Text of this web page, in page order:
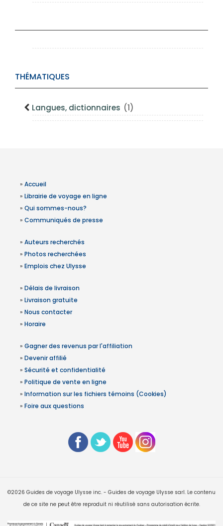
THÉMATIQUES
Langues, dictionnaires (1)
» Accueil
» Librairie de voyage en ligne
» Qui sommes-nous?
» Communiqués de presse
» Auteurs recherchés
» Photos recherchées
» Emplois chez Ulysse
» Délais de livraison
» Livraison gratuite
» Nous contacter
» Horaire
» Gagner des revenus par l'affiliation
» Devenir affilié
» Sécurité et confidentialité
» Politique de vente en ligne
» Information sur les fichiers témoins (Cookies)
» Foire aux questions
©2026 Guides de voyage Ulysse inc. - Guides de voyage Ulysse sarl. Le contenu
de ce site ne peut être reproduit ni réutilisé sans autorisation écrite.